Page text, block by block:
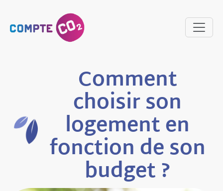
Comment
choisir son
logement en
fonction de son
budget ?